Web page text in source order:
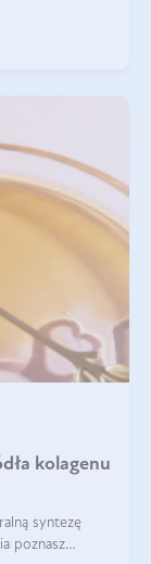
kolagenu
syntezę
poznasz